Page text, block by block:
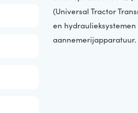
Shell Spirax S6
(Universal Tractor
en